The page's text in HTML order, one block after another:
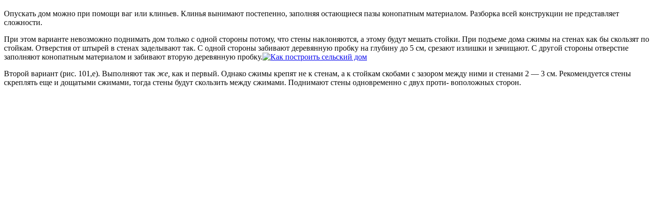
Опускать дом можно при помощи ваг или клиньев. Клинья вынимают постепенно, заполняя остающиеся пазы конопатным материалом. Разборка всей конструкции не представляет
сложности.
При этом варианте невозможно поднимать дом только с одной стороны потому, что стены наклоняются, а этому будут мешать стойки. При подъеме дома сжимы на стенах как бы скользят по
стойкам. Отверстия от штырей в стенах заделывают так. С одной стороны забивают деревянную пробку на глубину до 5 см, срезают излишки и зачищают. С другой стороны отверстие
заполняют конопатным материалом и забивают вторую деревянную пробку.
Второй вариант (рис. 101,е). Выполняют так же, как и первый. Однако сжимы крепят не к стенам, а к стойкам скобами с зазором между ними и стенами 2 — 3 см. Рекомендуется стены
скреплять еще и дощатыми сжимами, тогда стены будут скользить между сжимами. Поднимают стены одновременно с двух проти- воположных сторон.